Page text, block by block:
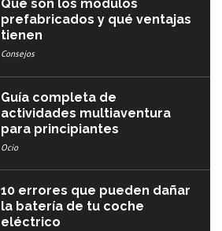
Qué son los módulos
prefabricados y qué ventajas
tienen
Consejos
Guía completa de
actividades multiaventura
para principiantes
Ocio
10 errores que pueden dañar
la batería de tu coche
eléctrico